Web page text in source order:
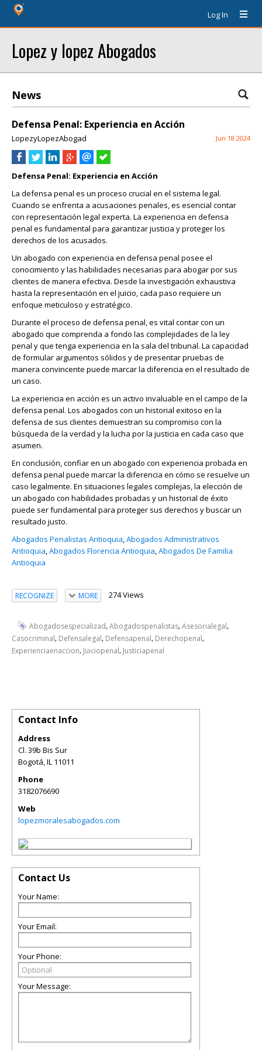
Log In
Lopez y lopez Abogados
News
Defensa Penal: Experiencia en Acción
LopezyLopezAbogad Jun 18 2024
Defensa Penal: Experiencia en Acción
La defensa penal es un proceso crucial en el sistema legal.
Cuando se enfrenta a acusaciones penales, es esencial contar
con representación legal experta. La experiencia en defensa
penal es fundamental para garantizar justicia y proteger los
derechos de los acusados.
Un abogado con experiencia en defensa penal posee el
conocimiento y las habilidades necesarias para abogar por sus
clientes de manera efectiva. Desde la investigación exhaustiva
hasta la representación en el juicio, cada paso requiere un
enfoque meticuloso y estratégico.
Durante el proceso de defensa penal, es vital contar con un
abogado que comprenda a fondo las complejidades de la ley
penal y que tenga experiencia en la sala del tribunal. La capacidad
de formular argumentos sólidos y de presentar pruebas de
manera convincente puede marcar la diferencia en el resultado de
un caso.
La experiencia en acción es un activo invaluable en el campo de la
defensa penal. Los abogados con un historial exitoso en la
defensa de sus clientes demuestran su compromiso con la
búsqueda de la verdad y la lucha por la justicia en cada caso que
asumen.
En conclusión, confiar en un abogado con experiencia probada en
defensa penal puede marcar la diferencia en cómo se resuelve un
caso legalmente. En situaciones legales complejas, la elección de
un abogado con habilidades probadas y un historial de éxito
puede ser fundamental para proteger sus derechos y buscar un
resultado justo.
Abogados Penalistas Antioquia,Abogados Administrativos
Antioquia,Abogados Florencia Antioquia,Abogados De Familia
Antioquia
RECOGNIZE MORE 274 Views
Abogadosespecializad,Abogadospenalistas,Asesorialegal,
Casocriminal, Defensalegal, Defensapenal, Derechopenal,
Experienciaenaccion, Juiciopenal, Justiciapenal
Contact Info
Address
Cl. 39b Bis Sur
Bogotá,IL 11011
Phone
3182076690
Web
lopezmoralesabogados.com
Contact Us
Your Name:
Your Email:
Your Phone:
Your Message: